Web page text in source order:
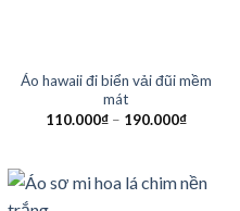
Áo hawaii đi biển vải đũi mềm
mát
110.000₫– 190.000₫